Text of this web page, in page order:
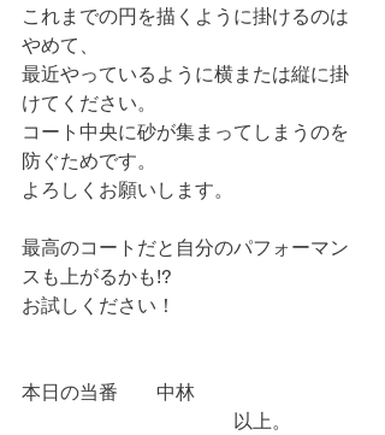
これまでの円を描くように掛けるのは
やめて、
最近やっているように横または縦に掛
けてください。
コート中央に砂が集まってしまうのを
防ぐためです。
よろしくお願いします。
最高のコートだと自分のパフォーマン
スも上がるかも!?
お試しください！
本日の当番　　中林
以上。